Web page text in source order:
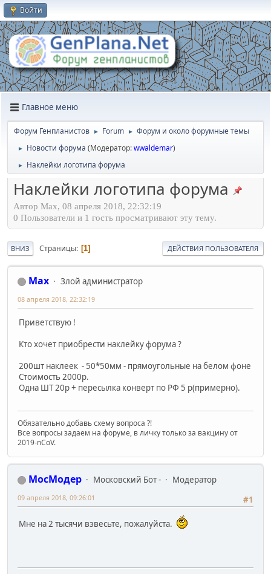
Войти
Главное меню
Форум Генпланистов ► Forum ► Форум и около форумные темы
► Новости форума (Модератор:wwaldemar)
► Наклейки логотипа форума
Наклейки логотипа форума
Автор Max, 08 апреля 2018, 22:32:19
0 Пользователи и 1 гость просматривают эту тему.
ВНИЗ Страницы 1 ДЕЙСТВИЯ ПОЛЬЗОВАТЕЛЯ
Max Злой администратор
08 апреля 2018, 22:32:19
Приветствую !
Кто хочет приобрести наклейку форума ?
200шт наклеек - 50*50мм - прямоугольные на белом фоне
Стоимость 2000р.
Одна ШТ 20р + пересылка конверт по РФ 5 р(примерно).
Обязательно добавь схему вопроса ?!
Все вопросы задаем на форуме, в личку только за вакцину от
2019-nCoV.
МосМодер Московский Бот -
Модератор
#1
09 апреля 2018, 09:26:01
Мне на 2 тысячи взвесьте, пожалуйста.